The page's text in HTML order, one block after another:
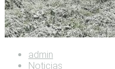
admin
Noticias